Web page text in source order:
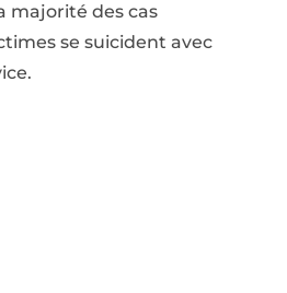
majorité des cas
se suicident avec